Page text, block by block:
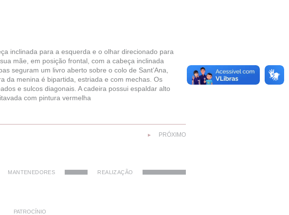
inclinada para a esquerda e o olhar direcionado para
mãe, em posição frontal, com a cabeça inclinada
seguram um livro aberto sobre o colo de Sant’Ana,
da menina é bipartida, estriada e com mechas. Os
e sulcos diagonais. A cadeira possui espaldar alto
com pintura vermelha
► PRÓXIMO
MANTENEDORES
PATROCÍNIO
REALIZAÇÃO